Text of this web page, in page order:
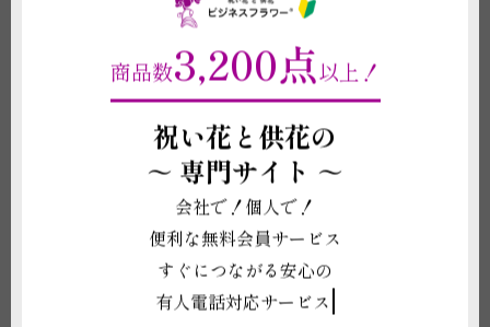
く必要がございます。設置方法の説明用紙を同封してお届けいたします。
(5))受注制作（オーダー）のため、商品作成後の変更・取り消しを承ること
ができません。制作開始後に、万が一ご注文をお取り消しされた場合も代金
はご注文者様に全額ご負担いただきます
配送に関わる重要な注意事項
(1)平日15:00以降、土曜日15:00以降、及び営業時間外または休業日にいた
だいたご注文につきましては、翌営業日をもってご注文を承諾したものとさ
(2)最低気温が0度以下、最高気温が30度以上の場合、配送中に花や植物が傷
む可能性があります。また、気温を原因とした商品劣化が発生したとして
も、ご返品、ご返金、交換、その他のご請求には一切応じられません。
(3)お届け先がライブ、式典、結婚式などのイベント会場の場合、先方側で
商品数3,200点以上！
祝い花と供花の
～ 専門サイト ～
会社で！個人で！
便利な無料会員サービス
すぐにつながる安心の
有人電話対応サービス